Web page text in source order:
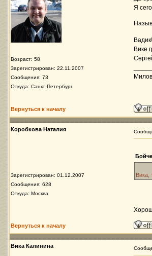
Возраст: 58
Зарегистрирован: 22.11.2007
Сообщения: 73
Откуда: Санкт-Петербург
Я
Вике
Вернуться к началу
Коробкова Наталия
Зарегистрирован: 01.12.2007
Сообщения: 628
Откуда: Москва
Вика,
Вернуться к началу
Вика Калинина